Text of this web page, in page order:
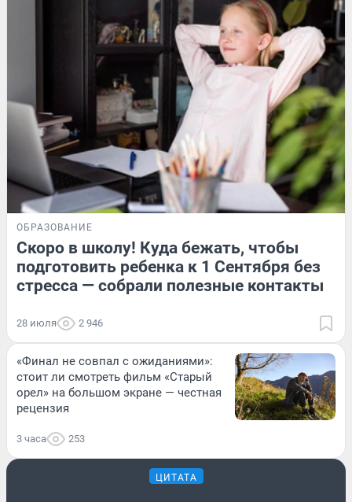
ОБРАЗОВАНИЕ
Скоро в школу! Куда бежать, чтобы
подготовить ребенка к 1 Сентября без
стресса — собрали полезные контакты
28 июля 2 946
«Финал не совпал с ожиданиями»:
стоит ли смотреть фильм «Старый
орел» на большом экране — честная
рецензия
3 часа 253
ЦИТАТА